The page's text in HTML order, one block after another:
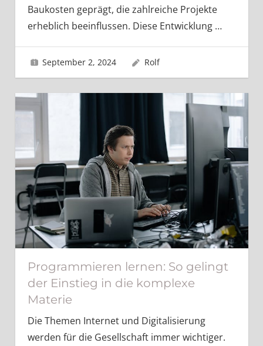
Baukosten geprägt, die zahlreiche Projekte
erheblich beeinflussen. Diese Entwicklung …
September 2, 2024 Rolf
Programmieren lernen: So gelingt
der Einstieg in die komplexe
Materie
Die Themen Internet und Digitalisierung
werden für die Gesellschaft immer wichtiger.